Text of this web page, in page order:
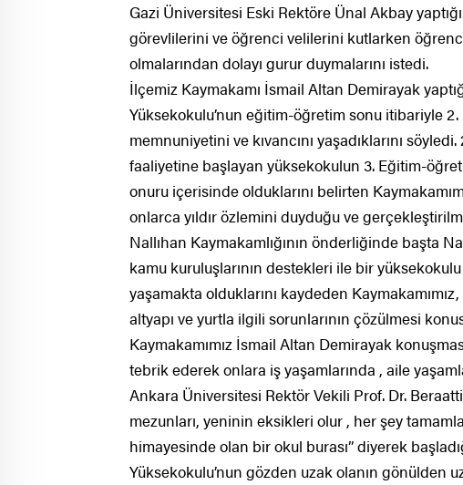
Gazi Üniversitesi Eski Rektöre Ünal Akbay
görevlilerini ve öğrenci velilerini kutlarken
olmalarından dolayı gurur duymalarını istedi.
İlçemiz Kaymakamı İsmail Altan Demirayak
Yüksekokulu’nun eğitim-öğretim sonu itibariyle
memnuniyetini ve kıvancını yaşadıklarını
faaliyetine başlayan yüksekokulun 3. Eğitim-
onuru içerisinde olduklarını belirten
onlarca yıldır özlemini duyduğu ve
Nallıhan Kaymakamlığının önderliğinde başta
kamu kuruluşlarının destekleri ile bir
yaşamakta olduklarını kaydeden
altyapı ve yurtla ilgili sorunlarının çözülmesi
Kaymakamımız İsmail Altan Demirayak
tebrik ederek onlara iş yaşamlarında , aile
Ankara Üniversitesi Rektör Vekili Prof. Dr.
mezunları, yeninin eksikleri olur , her şey
himayesinde olan bir okul burası” diyerek
Yüksekokulu’nun gözden uzak olanın gönülden